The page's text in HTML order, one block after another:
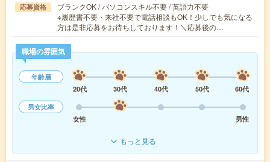
応募資格
ブランクOK / パソコンスキル不要 / 英語力不要
※履歴書不要・来社不要で電話相談もOK！少しでも気になる
方は是非応募をお待ちしております！＼応募後の…
職場の雰囲気
年齢層
20代
30代 40代 50代
60代
男女比率
女性
男性
もっと見る